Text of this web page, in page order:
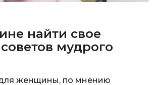
найти свое
советов мудрого
для женщины, по мнению